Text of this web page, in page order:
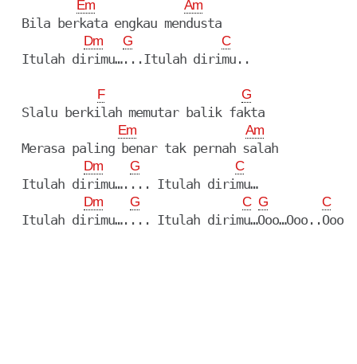
Em Am
  Bila berkata engkau mendusta
Dm G C
  Itulah dirimu…...Itulah dirimu..
F G
Slalu berkilah memutar balik fakta
Em Am
Merasa paling benar tak pernah salah
Dm G C
Itulah dirimu….... Itulah dirimu…
Dm G C G C